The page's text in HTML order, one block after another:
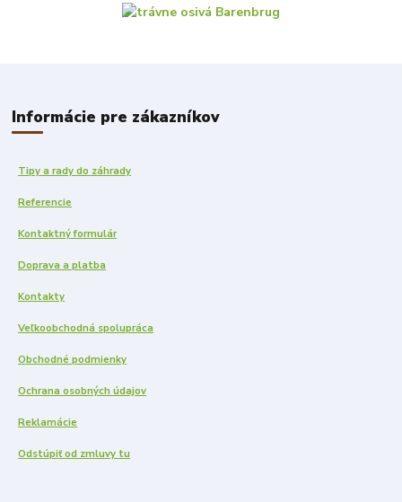
Informácie pre zákazníkov
Tipy a rady do záhrady
Referencie
Kontaktný formulár
Doprava a platba
Kontakty
Veľkoobchodná spolupráca
Obchodné podmienky
Ochrana osobných údajov
Reklamácie
Odstúpiť od zmluvy tu